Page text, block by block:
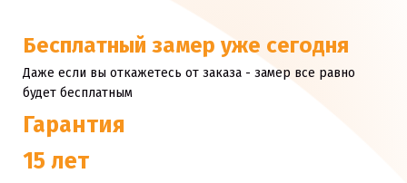
Бесплатный замер уже сегодня
Даже если вы откажетесь от заказа - замер все равно
будет бесплатным
Гарантия
15 лет